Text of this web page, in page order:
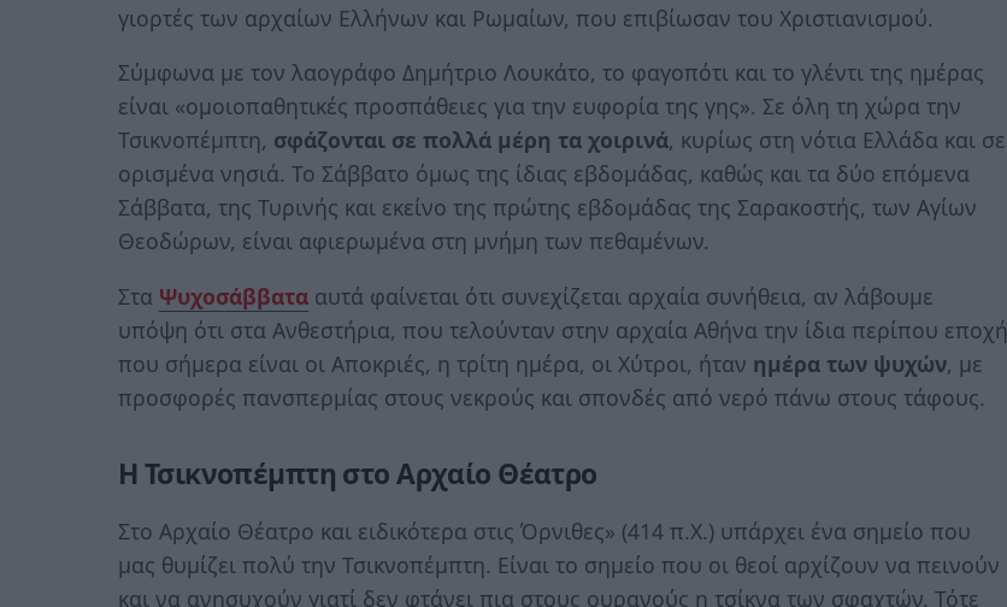
γιορτές των αρχαίων Ελλήνων και Ρωμαίων, που επιβίωσαν του Χριστιανισμού.
Σύμφωνα με τον λαογράφο Δημήτριο Λουκάτο, το φαγοπότι και το γλέντι της ημέρας
είναι «ομοιοπαθητικές προσπάθειες για την ευφορία της γης». Σε όλη τη χώρα την
Τσικνοπέμπτη, σφάζονται σε πολλά μέρη τα χοιρινά, κυρίως στη νότια Ελλάδα και σε
ορισμένα νησιά. Το Σάββατο όμως της ίδιας εβδομάδας, καθώς και τα δύο επόμενα
Σάββατα, της Τυρινής και εκείνο της πρώτης εβδομάδας της Σαρακοστής, των Αγίων
Θεοδώρων, είναι αφιερωμένα στη μνήμη των πεθαμένων.
Στα Ψυχοσάββατα αυτά φαίνεται ότι συνεχίζεται αρχαία συνήθεια, αν λάβουμε
υπόψη ότι στα Ανθεστήρια, που τελούνταν στην αρχαία Αθήνα την ίδια περίπου εποχή
που σήμερα είναι οι Αποκριές, η τρίτη ημέρα, οι Χύτροι, ήταν ημέρα των ψυχών, με
προσφορές πανσπερμίας στους νεκρούς και σπονδές από νερό πάνω στους τάφους.
Η Τσικνοπέμπτη στο Αρχαίο Θέατρο
Στο Αρχαίο Θέατρο και ειδικότερα στις Όρνιθες» (414 π.Χ.) υπάρχει ένα σημείο που
μας θυμίζει πολύ την Τσικνοπέμπτη. Είναι το σημείο που οι θεοί αρχίζουν να πεινούν
και να ανησυχούν γιατί δεν φτάνει πια στους ουρανούς η τσίκνα των σφαχτών. Τότε